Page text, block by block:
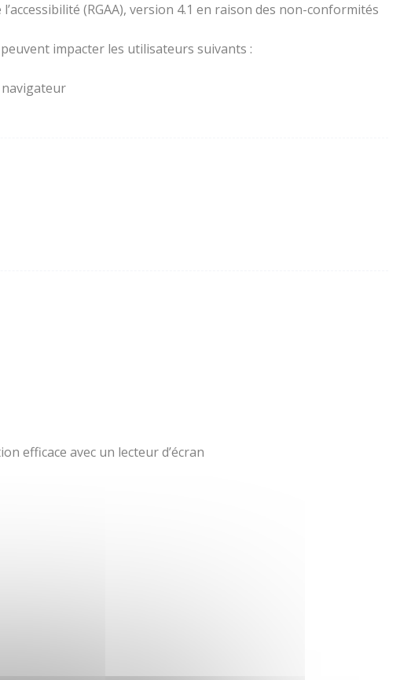
(RGAA), version 4.1 en raison des non-conformités
impacter les utilisateurs suivants :
efficace avec un lecteur d’écran